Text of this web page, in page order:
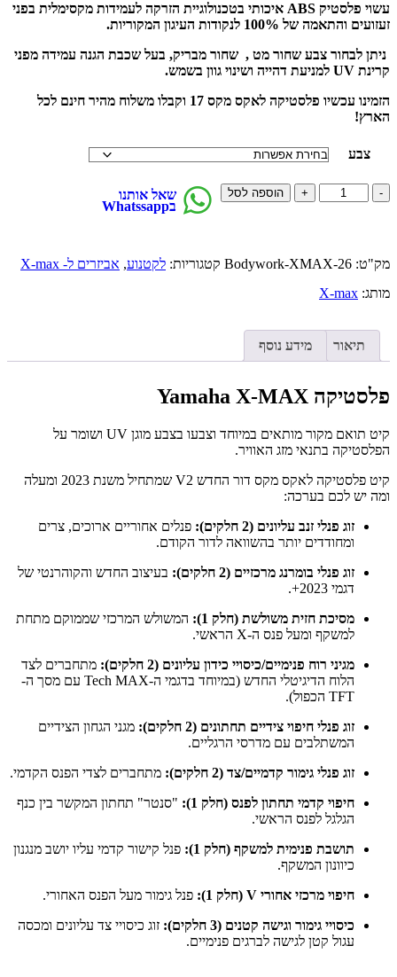
עשוי פלסטיק ABS איכותי בטכנולוגיית הזרקה לעמידות מקסימלית בפני
זעזועים והתאמה של 100% לנקודות העיגון המקוריות.
ניתן לבחור צבע שחור מט , שחור מבריק, בעל שכבת הגנה עמידה מפני
קרינת UV למניעת דהייה ושינוי גוון בשמש.
הזמינו עכשיו פלסטיקה לאקס מקס 17 וקבלו משלוח מהיר חינם לכל
הארץ!
צבע
פלסטיקה
Yamaha
2023-
2026
קיט
חלקים
quantity
הוספה לסל שאל אותנו
בWhatssapp
מק"ט: Bodywork-XMAX-26 קטגוריות: לקטנוע, אביזרים ל- X-max
מותג: X-max
תיאור מידע נוסף
פלסטיקה Yamaha X-MAX
קיט תואם מקור מותאים במיוחד וצבעו בצבע מוגן UV ושומר על
הפלסטיקה בתנאי מזג האוויר.
קיט פלסטיקה לאקס מקס דור החדש V2 שמתחיל משנת 2023 ומעלה
ומה יש לכם בערכה:
זוג פנלי זנב עליונים (2 חלקים):
פנלים אחוריים ארוכים, צרים
ומחודדים יותר בהשוואה לדור הקודם.
זוג פנלי בומרנג מרכזיים (2 חלקים):
בעיצוב החדש והקוהרנטי של
דגמי 2023+.
מסיכת חזית משולשת (חלק 1):
המשולש המרכזי שממוקם מתחת
למשקף ומעל פנס ה-X הראשי.
מגיני רוח פנימיים/כיסויי כידון עליונים (2 חלקים):
מתחברים לצד
הלוח הדיגיטלי החדש (במיוחד בדגמי ה-Tech MAX עם מסך ה-
TFT הכפול).
זוג פנלי חיפוי צידיים תחתונים (2 חלקים):
מגני הגחון הצידיים
המשתלבים עם מדרסי הרגליים.
זוג פנלי גימור קדמיים/צד (2 חלקים):
מתחברים לצדי הפנס הקדמי.
חיפוי קדמי תחתון לפנס (חלק 1):
"סנטר" תחתון המקשר בין כנף
הגלגל לפנס הראשי.
תושבת פנימית למשקף (חלק 1):
פנל קישור קדמי עליו יושב מנגנון
כיוונון המשקף.
חיפוי מרכזי אחורי V (חלק 1):
פנל גימור מעל הפנס האחורי.
כיסויי גימור וגישה קטנים (3 חלקים):
זוג כיסויי צד עליונים ומכסה
עגול קטן לגישה לברגים פנימיים.